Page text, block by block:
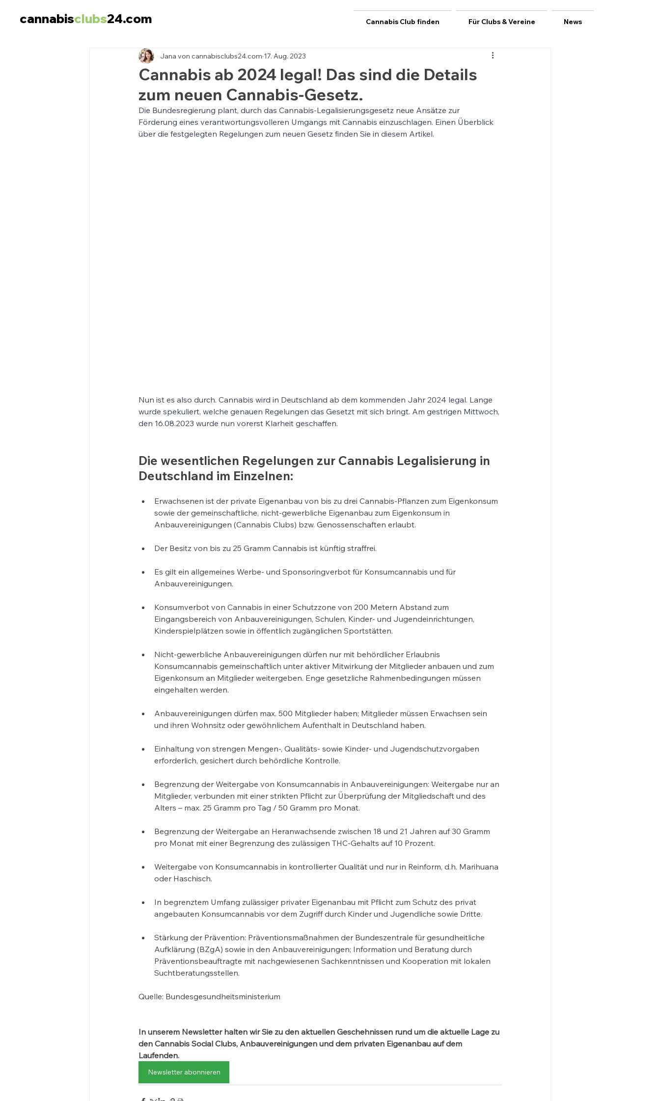
cannabisclubs24.com Cannabis Club finden Für Clubs & Vereine News
Cannabis ab 2024 legal! Das sind die Details
zum neuen Cannabis-Gesetz.
Jana von cannabisclubs24.com 17. Aug. 2023
Die Bundesregierung plant, durch das Cannabis-Legalisierungsgesetz neue Ansätze zur
Förderung eines verantwortungsvolleren Umgangs mit Cannabis einzuschlagen. Einen Überblick
über die festgelegten Regelungen zum neuen Gesetz finden Sie in diesem Artikel.
Nun ist es also durch. Cannabis wird in Deutschland ab dem kommenden Jahr 2024 legal. Lange
wurde spekuliert, welche genauen Regelungen das Gesetzt mit sich bringt. Am gestrigen Mittwoch,
den 16.08.2023 wurde nun vorerst Klarheit geschaffen.
Die wesentlichen Regelungen zur Cannabis Legalisierung in
Deutschland im Einzelnen:
Erwachsenen ist der private Eigenanbau von bis zu drei Cannabis-Pflanzen zum Eigenkonsum
sowie der gemeinschaftliche, nicht-gewerbliche Eigenanbau zum Eigenkonsum in
Anbauvereinigungen (Cannabis Clubs) bzw. Genossenschaften erlaubt.
Der Besitz von bis zu 25 Gramm Cannabis ist künftig straffrei.
Es gilt ein allgemeines Werbe- und Sponsoringverbot für Konsumcannabis und für
Anbauvereinigungen.
Konsumverbot von Cannabis in einer Schutzzone von 200 Metern Abstand zum
Eingangsbereich von Anbauvereinigungen, Schulen, Kinder- und Jugendeinrichtungen,
Kinderspielplätzen sowie in öffentlich zugänglichen Sportstätten.
Nicht-gewerbliche Anbauvereinigungen dürfen nur mit behördlicher Erlaubnis
Konsumcannabis gemeinschaftlich unter aktiver Mitwirkung der Mitglieder anbauen und zum
Eigenkonsum an Mitglieder weitergeben. Enge gesetzliche Rahmenbedingungen müssen
eingehalten werden.
Anbauvereinigungen dürfen max. 500 Mitglieder haben; Mitglieder müssen Erwachsen sein
und ihren Wohnsitz oder gewöhnlichem Aufenthalt in Deutschland haben.
Einhaltung von strengen Mengen-, Qualitäts- sowie Kinder- und Jugendschutzvorgaben
erforderlich, gesichert durch behördliche Kontrolle.
Begrenzung der Weitergabe von Konsumcannabis in Anbauvereinigungen: Weitergabe nur an
Mitglieder, verbunden mit einer strikten Pflicht zur Überprüfung der Mitgliedschaft und des
Alters – max. 25 Gramm pro Tag / 50 Gramm pro Monat.
Begrenzung der Weitergabe an Heranwachsende zwischen 18 und 21 Jahren auf 30 Gramm
pro Monat mit einer Begrenzung des zulässigen THC-Gehalts auf 10 Prozent.
Weitergabe von Konsumcannabis in kontrollierter Qualität und nur in Reinform, d.h. Marihuana
oder Haschisch.
In begrenztem Umfang zulässiger privater Eigenanbau mit Pflicht zum Schutz des privat
angebauten Konsumcannabis vor dem Zugriff durch Kinder und Jugendliche sowie Dritte.
Stärkung der Prävention: Präventionsmaßnahmen der Bundeszentrale für gesundheitliche
Aufklärung (BZgA) sowie in den Anbauvereinigungen; Information und Beratung durch
Präventionsbeauftragte mit nachgewiesenen Sachkenntnissen und Kooperation mit lokalen
Suchtberatungsstellen.
Quelle: Bundesgesundheitsministerium
In unserem Newsletter halten wir Sie zu den aktuellen Geschehnissen rund um die aktuelle Lage zu
den Cannabis Social Clubs, Anbauvereinigungen und dem privaten Eigenanbau auf dem
Laufenden.
Newsletter abonnieren